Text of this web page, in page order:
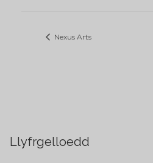
Nexus Arts
Llyfrgelloedd